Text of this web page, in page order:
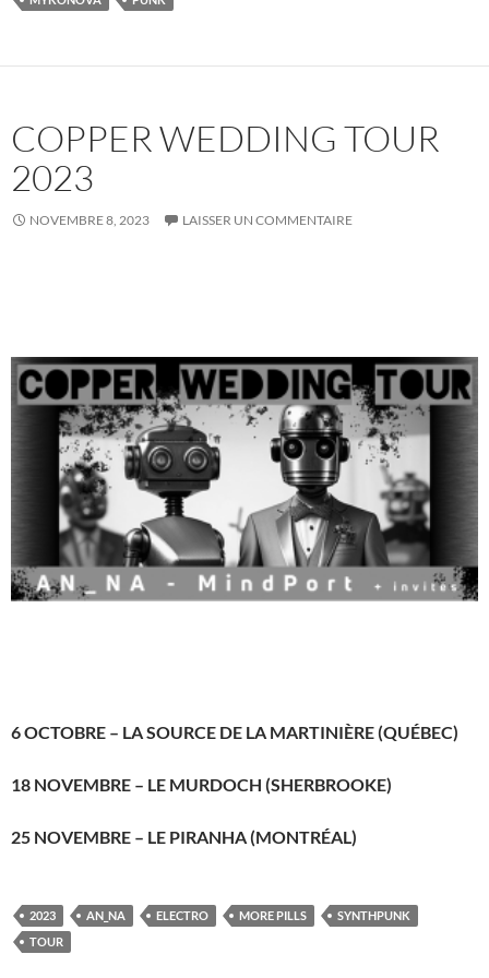
COPPER WEDDING TOUR
2023
NOVEMBRE 8, 2023 LAISSER UN COMMENTAIRE
6 OCTOBRE – LA SOURCE DE LA MARTINIÈRE (QUÉBEC)
18 NOVEMBRE – LE MURDOCH (SHERBROOKE)
25 NOVEMBRE – LE PIRANHA (MONTRÉAL)
2023 AN_NA ELECTRO MORE PILLS
SYNTHPUNK
TOUR